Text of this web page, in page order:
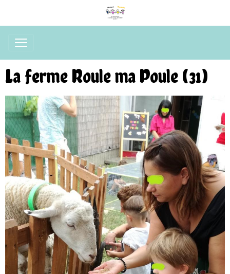
La ferme Roule ma Poule (31)